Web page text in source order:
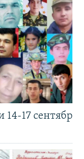
17 сентябр